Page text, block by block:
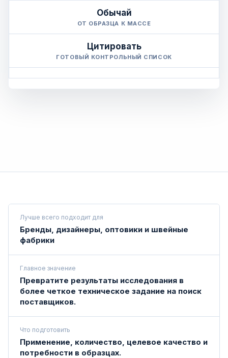
Обычай
ОТ ОБРАЗЦА К МАССЕ
Цитировать
ГОТОВЫЙ КОНТРОЛЬНЫЙ СПИСОК
Лучше всего подходит для
Бренды, дизайнеры, оптовики и швейные
фабрики
Главное значение
Превратите результаты исследования в
более четкое техническое задание на поиск
поставщиков.
Что подготовить
Применение, количество, целевое качество и
потребности в образцах.